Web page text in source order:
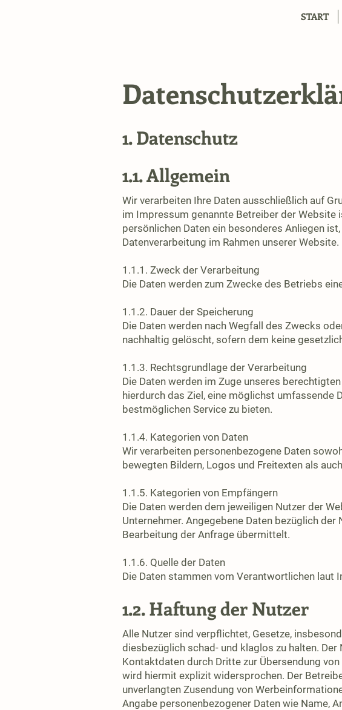
START
1. Datenschutz
1.1. Allgemein
Wir verarbeiten Ihre Daten ausschließlich auf
im Impressum genannte Betreiber der Website
persönlichen Daten ein besonderes Anliegen
Datenverarbeitung im Rahmen unserer Website.
1.1.1. Zweck der Verarbeitung
Die Daten werden zum Zwecke des Betriebs
1.1.2. Dauer der Speicherung
Die Daten werden nach Wegfall des Zwecks
nachhaltig gelöscht, sofern dem keine
1.1.3. Rechtsgrundlage der Verarbeitung
Die Daten werden im Zuge unseres
hierdurch das Ziel, eine möglichst umfassende
bestmöglichen Service zu bieten.
1.1.4. Kategorien von Daten
Wir verarbeiten personenbezogene Daten
bewegten Bildern, Logos und Freitexten als
1.1.5. Kategorien von Empfängern
Die Daten werden dem jeweiligen Nutzer der
Unternehmer. Angegebene Daten bezüglich
Bearbeitung der Anfrage übermittelt.
1.1.6. Quelle der Daten
Die Daten stammen vom Verantwortlichen laut
1.2. Haftung der Nutzer
Alle Nutzer sind verpflichtet, Gesetze,
diesbezüglich schad- und klaglos zu halten.
Kontaktdaten durch Dritte zur Übersendung
wird hiermit explizit widersprochen. Der
unverlangten Zusendung von
Angabe personenbezogener Daten wie Name,